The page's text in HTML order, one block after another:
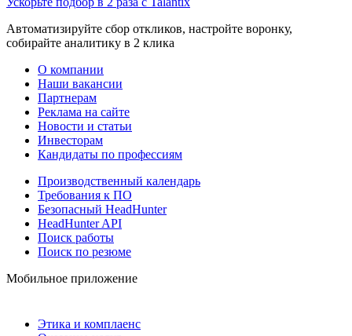
Автоматизируйте сбор откликов, настройте воронку,
собирайте аналитику в 2 клика
О компании
Наши вакансии
Партнерам
Реклама на сайте
Новости и статьи
Инвесторам
Кандидаты по профессиям
Производственный календарь
Требования к ПО
Безопасный HeadHunter
HeadHunter API
Поиск работы
Поиск по резюме
Мобильное приложение
Этика и комплаенс